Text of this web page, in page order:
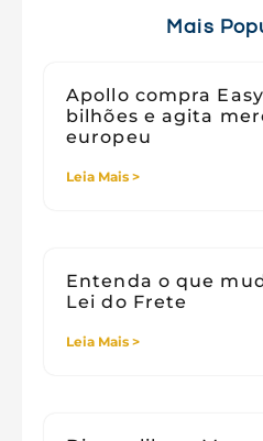
Mais
Apollo compra
bilhões e agita
europeu
Leia Mais >
Entenda o que
Lei do Frete
Leia Mais >